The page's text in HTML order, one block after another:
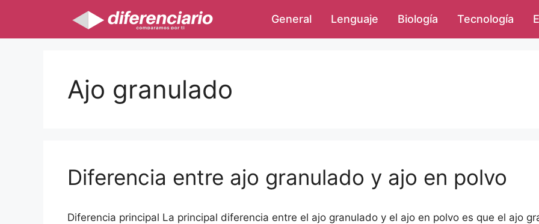
contenido
General Lenguaje Biología Tecnología
Ajo granulado
Diferencia entre ajo granulado y ajo en polvo
Diferencia principal La principal diferencia entre el ajo granulado y el ajo en polvo es que el ajo